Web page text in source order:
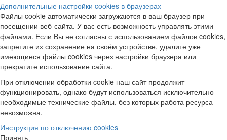
Дополнительные настройки cookies в браузерах
Файлы cookie автоматически загружаются в ваш браузер при
посещении веб-сайта. У вас есть возможность управлять этими
файлами. Если Вы не согласны с использованием файлов cookies,
запретите их сохранение на своём устройстве, удалите уже
имеющиеся файлы cookies через настройки браузера или
прекратите использование сайта.
При отключении обработки cookie наш сайт продолжит
функционировать, однако будут использоваться исключительно
необходимые технические файлы, без которых работа ресурса
невозможна.
Инструкция по отключению cookies
Принять